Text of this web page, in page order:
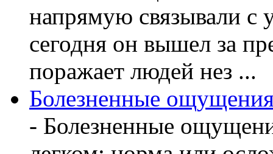
напрямую связывали с
сегодня он вышел за
поражает людей нез ...
Болезненные
- Болезненные